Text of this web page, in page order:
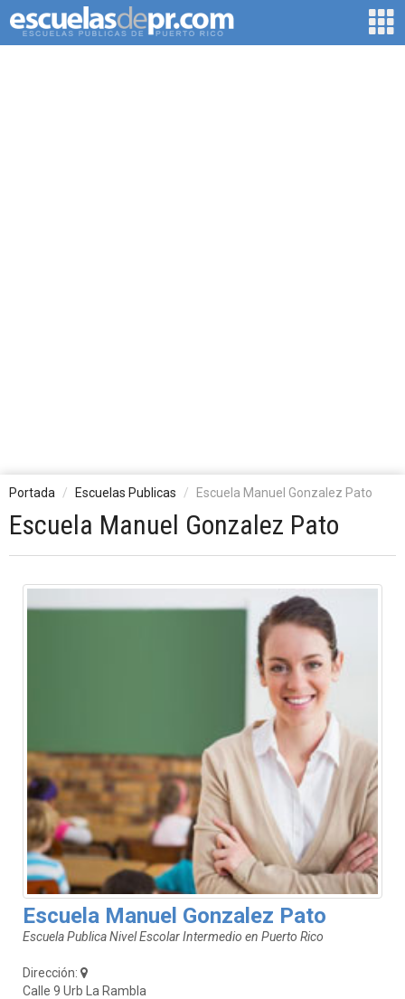
Portada Escuelas Publicas Escuela Manuel Gonzalez Pato
Escuela Manuel Gonzalez Pato
Escuela Manuel Gonzalez Pato
Escuela Publica Nivel Escolar Intermedio en Puerto Rico
Dirección:
Calle 9 Urb La Rambla